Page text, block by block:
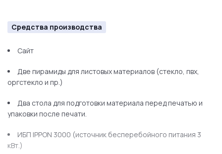
Средства производства
Сайт
Две пирамиды для листовых материалов (стекло, пвх,
оргстекло и пр.)
Два стола для подготовки материала перед печатью и
упаковки после печати.
ИБП IPPON 3000 (источник бесперебойного питания 3
кВт.)